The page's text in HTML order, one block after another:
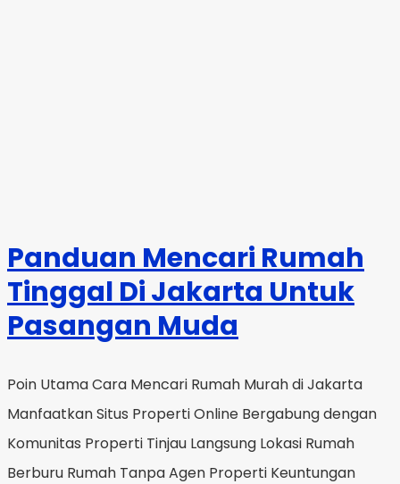
Panduan Mencari Rumah
Tinggal Di Jakarta Untuk
Pasangan Muda
Poin Utama Cara Mencari Rumah Murah di Jakarta
Manfaatkan Situs Properti Online Bergabung dengan
Komunitas Properti Tinjau Langsung Lokasi Rumah
Berburu Rumah Tanpa Agen Properti Keuntungan